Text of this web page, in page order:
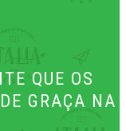
QUE OS
GRAÇA NA